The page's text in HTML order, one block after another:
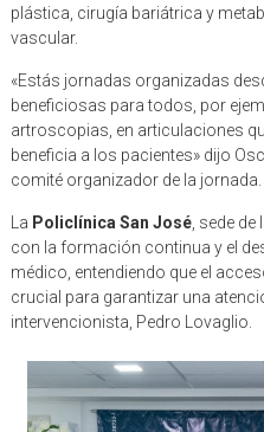
plástica, cirugía bariátrica y
vascular.
«Estás jornadas organizadas
beneficiosas para todos, por
artroscopias, en articulaciones
beneficia a los pacientes» dijo
comité organizador de la jornada.
La Policlínica San José, sede
con la formación continua y el
médico, entendiendo que el
crucial para garantizar una
intervencionista, Pedro Lovaglio.